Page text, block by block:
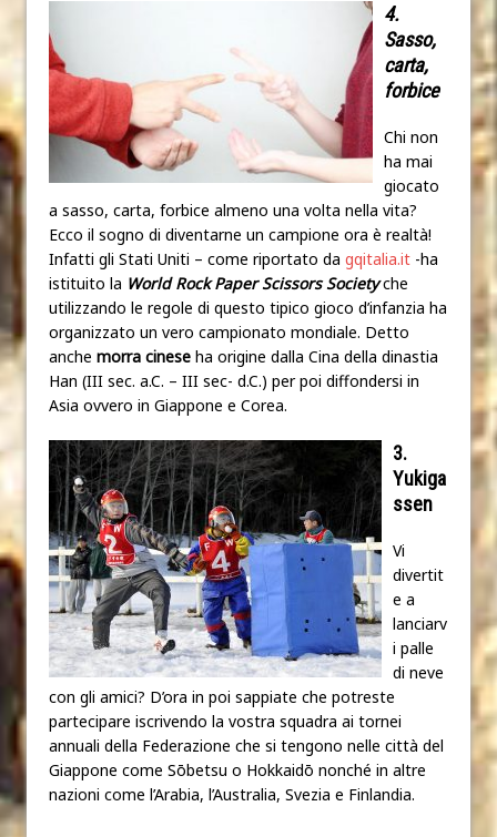
4.
Sasso,
carta,
forbice
Chi non
ha mai
giocato
a sasso, carta, forbice almeno una volta nella vita?
Ecco il sogno di diventarne un campione ora è realtà!
Infatti gli Stati Uniti – come riportato da gqitalia.it -ha
istituito la World Rock Paper Scissors Societyche
utilizzando le regole di questo tipico gioco d’infanzia ha
organizzato un vero campionato mondiale. Detto
anche morra cinese ha origine dalla Cina della dinastia
Han (III sec. a.C. – III sec- d.C.) per poi diffondersi in
Asia ovvero in Giappone e Corea.
3.
Yukiga
ssen
Vi
divertit
e a
lanciarv
i palle
di neve
con gli amici? D’ora in poi sappiate che potreste
partecipare iscrivendo la vostra squadra ai tornei
annuali della Federazione che si tengono nelle città del
Giappone come Sōbetsu o Hokkaidō nonché in altre
nazioni come l’Arabia, l’Australia, Svezia e Finlandia.